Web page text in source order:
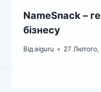
NameSnack –
бізнесу
Від aiguru 27 Лютого,